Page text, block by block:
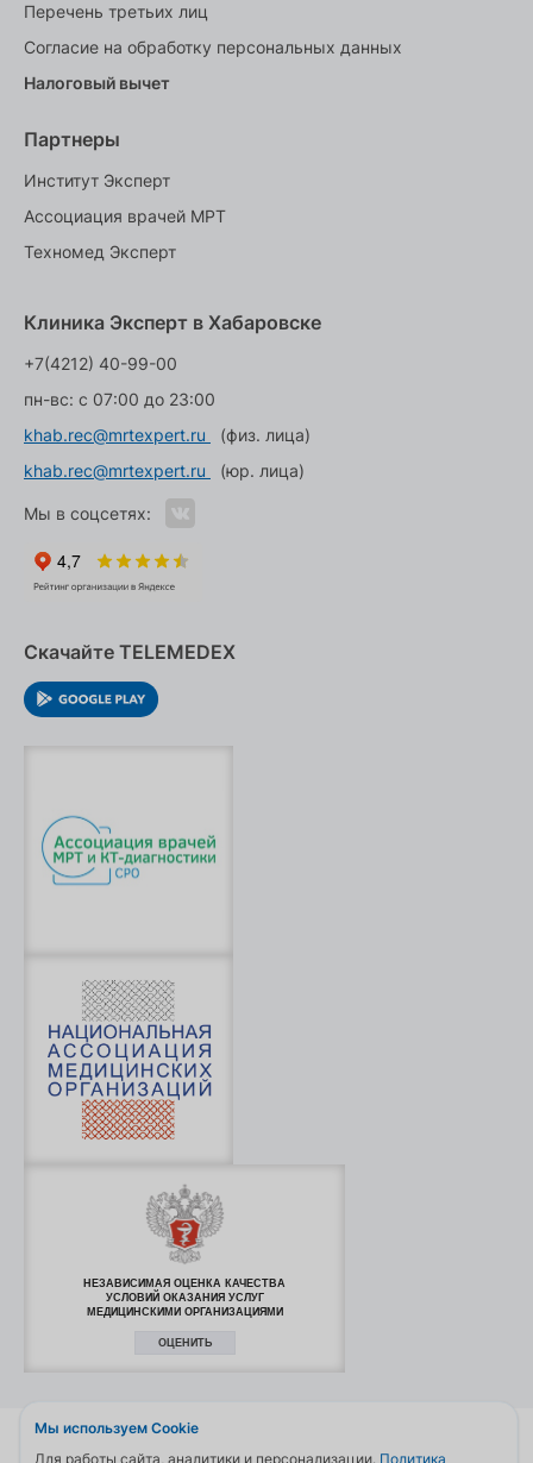
Перечень третьих лиц
Согласие на обработку персональных данных
Налоговый вычет
Партнеры
Институт Эксперт
Ассоциация врачей МРТ
Техномед Эксперт
Клиника Эксперт в Хабаровске
+7(4212) 40-99-00
пн-вс: с 07:00 до 23:00
khab.rec@mrtexpert.ru
(физ. лица)
khab.rec@mrtexpert.ru
(юр. лица)
Мы в соцсетях:
Скачайте TELEMEDEX
НЕЗАВИСИМАЯ ОЦЕНКА КАЧЕСТВА
УСЛОВИЙ ОКАЗАНИЯ УСЛУГ
МЕДИЦИНСКИМИ ОРГАНИЗАЦИЯМИ
ОЦЕНИТЬ
© 2006—2026
Мы используем Cookie
Для работы сайта, аналитики и персонализации. Политика